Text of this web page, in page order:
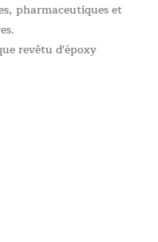
pharmaceutiques et
revêtu d'époxy